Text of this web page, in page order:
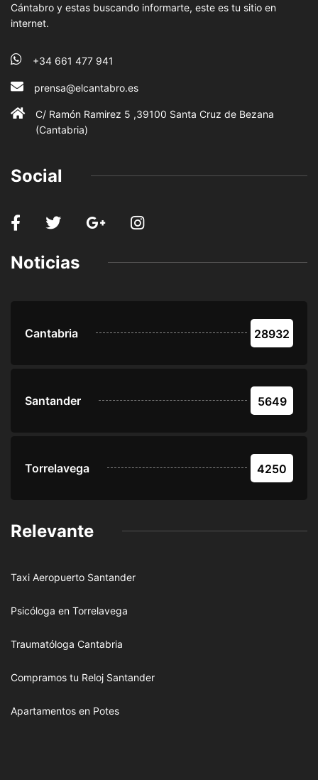
Cántabro y estas buscando informarte, este es tu sitio en
internet.
+34 661 477 941
prensa@elcantabro.es
C/ Ramón Ramirez 5 ,39100 Santa Cruz de Bezana
(Cantabria)
Social
Noticias
Cantabria 28932
Santander 5649
Torrelavega 4250
Relevante
Taxi Aeropuerto Santander
Psicóloga en Torrelavega
Traumatóloga Cantabria
Compramos tu Reloj Santander
Apartamentos en Potes